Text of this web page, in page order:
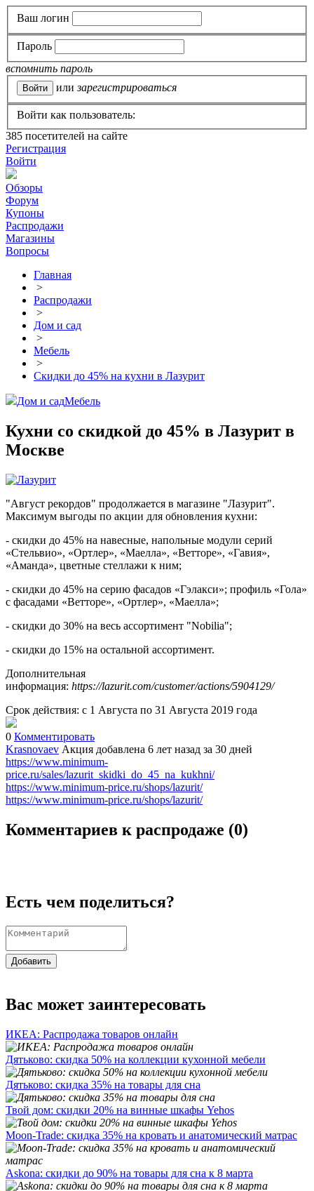
Ваш логин
Пароль
вспомнить пароль
или зарегистрироваться
Войти как пользователь:
385 посетителей на сайте
Регистрация
Войти
Обзоры
Форум
Купоны
Распродажи
Магазины
Вопросы
Главная
>
Распродажи
>
Дом и сад
>
Мебель
>
Скидки до 45% на кухни в Лазурит
Дом и садМебель
Кухни со скидкой до 45% в Лазурит в
Москве
"Август рекордов" продолжается в магазине "Лазурит".
Максимум выгоды по акции для обновления кухни:
- скидки до 45% на навесные, напольные модули серий
«Стельвио», «Ортлер», «Маелла», «Ветторе», «Гавия»,
«Аманда», цветные стеллажи к ним;
- скидки до 45% на серию фасадов «Гэлакси»; профиль «Гола»
с фасадами «Ветторе», «Ортлер», «Маелла»;
- скидки до 30% на весь ассортимент "Nobilia";
- скидки до 15% на остальной ассортимент.
Дополнительная
информация: https://lazurit.com/customer/actions/5904129/
Срок действия: с 1 Августа по 31 Августа 2019 года
0 Комментировать
Krasnovaev Акция добавлена 6 лет назад за 30 дней
https://www.minimum-
price.ru/sales/lazurit_skidki_do_45_na_kukhni/
https://www.minimum-price.ru/shops/lazurit/
https://www.minimum-price.ru/shops/lazurit/
Комментариев к распродаже (0)
Есть чем поделиться?
Добавить
Вас может заинтересовать
ИКЕА: Распродажа товаров онлайн
Дятьково: скидка 50% на коллекции кухонной мебели
Дятьково: скидка 35% на товары для сна
Твой дом: скидки 20% на винные шкафы Yehos
Moon-Trade: скидка 35% на кровать и анатомический матрас
Askona: скидки до 90% на товары для сна к 8 марта